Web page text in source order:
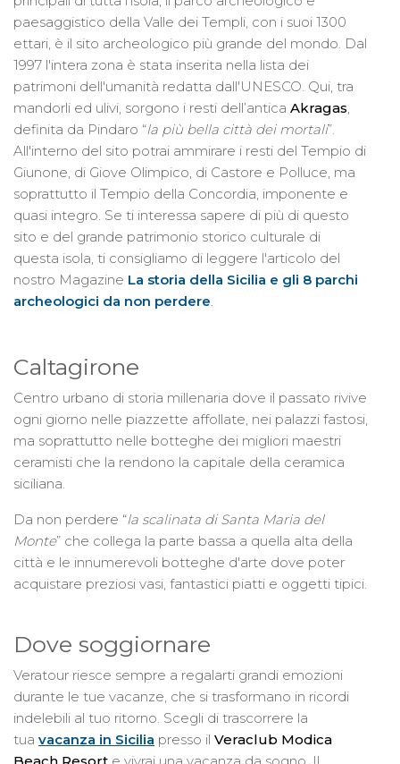
paesaggistico della Valle dei Templi, con i suoi 1300
ettari, è il sito archeologico più grande del mondo. Dal
1997 l'intera zona è stata inserita nella lista dei
patrimoni dell'umanità redatta dall'UNESCO. Qui, tra
mandorli ed ulivi, sorgono i resti dell’antica Akragas
definita da Pindaro “la più bella città dei mortali”.
All'interno del sito potrai ammirare i resti del Tempio di
Giunone, di Giove Olimpico, di Castore e Polluce, ma
soprattutto il Tempio della Concordia, imponente e
quasi integro. Se ti interessa sapere di più di questo
sito e del grande patrimonio storico culturale di
questa isola, ti consigliamo di leggere l'articolo del
nostro Magazine La storia della Sicilia e gli 8 parchi
archeologici da non perdere
Caltagirone
Centro urbano di storia millenaria dove il passato rivive
ogni giorno nelle piazzette affollate, nei palazzi fastosi,
ma soprattutto nelle botteghe dei migliori maestri
ceramisti che la rendono la capitale della ceramica
siciliana.
Da non perdere “la scalinata di Santa Maria del
Monte” che collega la parte bassa a quella alta della
città e le innumerevoli botteghe d'arte dove poter
acquistare preziosi vasi, fantastici piatti e oggetti tipici.
Dove soggiornare
Veratour riesce sempre a regalarti grandi emozioni
durante le tue vacanze, che si trasformano in ricordi
indelebili al tuo ritorno. Scegli di trascorrere la
tua vacanza in Sicilia presso il Veraclub Modica
Beach Resort e vivrai una vacanza da sogno. Il